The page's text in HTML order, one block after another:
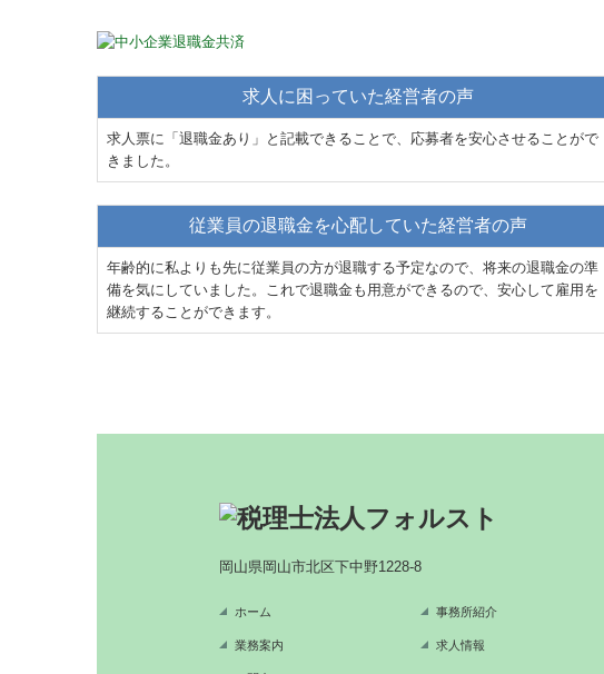
求人に困っていた経営者の声
求人票に「退職金あり」と記載できることで、応募者を安心させることがで
きました。
従業員の退職金を心配していた経営者の声
年齢的に私よりも先に従業員の方が退職する予定なので、将来の退職金の準
備を気にしていました。これで退職金も用意ができるので、安心して雇用を
継続することができます。
岡山県岡山市北区下中野1228-8
ホーム 事務所紹介
業務案内 求人情報